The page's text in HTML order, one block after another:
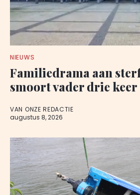
NIEUWS
Familiedrama aan
smoort vader drie keer
VAN ONZE REDACTIE
augustus 8, 2026